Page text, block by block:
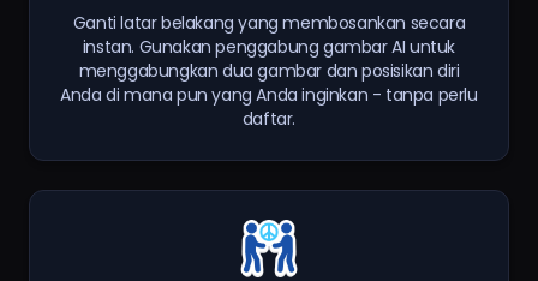
Ganti latar belakang yang membosankan secara
instan. Gunakan penggabung gambar AI untuk
menggabungkan dua gambar dan posisikan diri
Anda di mana pun yang Anda inginkan - tanpa perlu
daftar.